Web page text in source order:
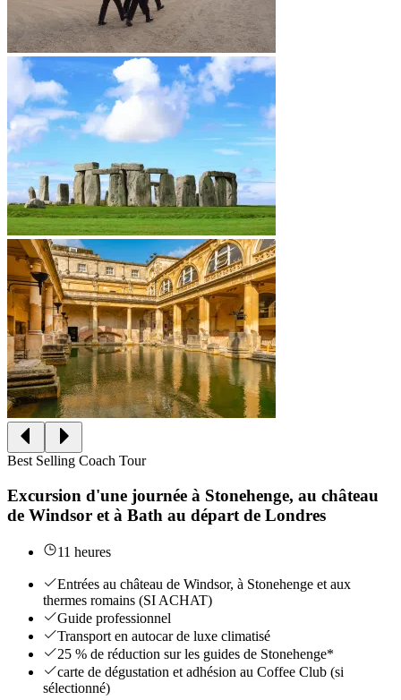
Best Selling Coach Tour
Excursion d'une journée à Stonehenge, au château
de Windsor et à Bath au départ de Londres
11 heures
Entrées au château de Windsor, à Stonehenge et aux
thermes romains (SI ACHAT)
Guide professionnel
Transport en autocar de luxe climatisé
25 % de réduction sur les guides de Stonehenge*
carte de dégustation et adhésion au Coffee Club (si
sélectionné)